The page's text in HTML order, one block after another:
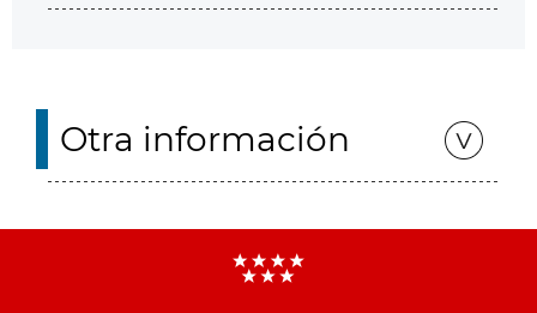
Otra información